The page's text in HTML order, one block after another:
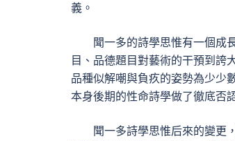
義。
聞一多的詩學思惟有一個成
目、品德題目對藝術的干預到誇
品種似解嘲與負疚的姿勢為少少
本身後期的性命詩學做了徹底否
聞一多詩學思惟后來的變更